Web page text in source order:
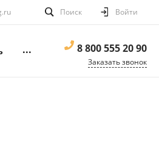
Поиск Войти
... 8 800 555 20 90
Заказать звонок